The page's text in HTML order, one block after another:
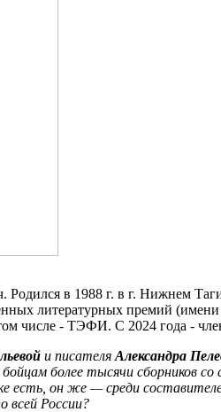
в 1988 г. в г. Нижнем
литературных премий
числе - ТЭФИ. С 2024 года -
и писателя Александра
бойцам более тысячи сборников
есть, он же — среди
всей России?